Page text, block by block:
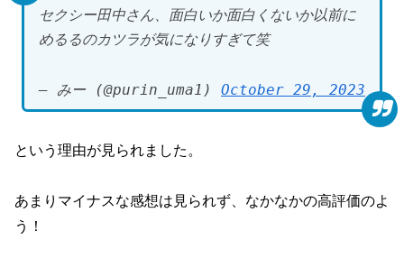
セクシー田中さん、面白いか面白くないか以前に
めるるのカツラが気になりすぎて笑
— みー (@purin_uma1) October 29, 2023
という理由が見られました。
あまりマイナスな感想は見られず、なかなかの高評価のよ
う！